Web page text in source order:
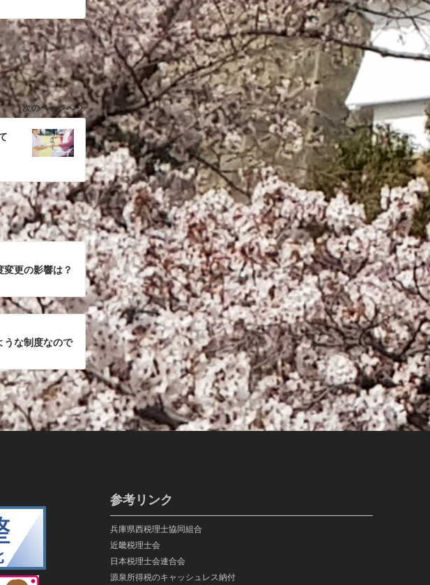
次のページへ
変更の影響は？
うな制度なので
参考リンク
兵庫県西税理士協同組合
近畿税理士会
日本税理士会連合会
源泉所得税のキャッシュレス納付